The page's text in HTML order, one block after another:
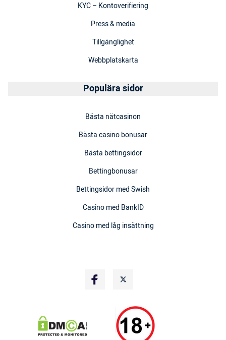
KYC – Kontoverifiering
Press & media
Tillgänglighet
Webbplatskarta
Populära sidor
Bästa nätcasinon
Bästa casino bonusar
Bästa bettingsidor
Bettingbonusar
Bettingsidor med Swish
Casino med BankID
Casino med låg insättning